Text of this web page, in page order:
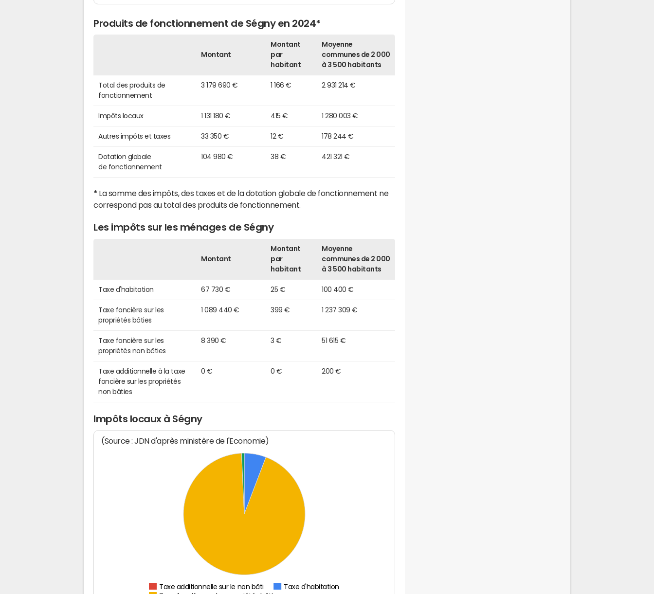
Produits de fonctionnement de Ségny en 2024*
Montant
Montant
par
habitant
Moyenne
communes de 2 000
à 3 500 habitants
Total des produits de
fonctionnement
3 179 690 € 1 166 € 2 931 214 €
Impôts locaux 1 131 180 € 415 € 1 280 003 €
Autres impôts et taxes 33 350 € 12 € 178 244 €
Dotation globale
de fonctionnement
104 980 € 38 € 421 321 €
* La somme des impôts, des taxes et de la dotation globale de fonctionnement ne
correspond pas au total des produits de fonctionnement.
Les impôts sur les ménages de Ségny
Montant
Montant
par
habitant
Moyenne
communes de 2 000
à 3 500 habitants
Taxe d'habitation 67 730 € 25 € 100 400 €
Taxe foncière sur les
propriétés bâties
1 089 440 € 399 € 1 237 309 €
Taxe foncière sur les
propriétés non bâties
8 390 € 3 € 51 615 €
Taxe additionnelle à la taxe
foncière sur les propriétés
non bâties
0 € 0 € 200 €
Impôts locaux à Ségny
(Source : JDN d'après ministère de l'Economie)
Taxe additionnelle sur le non bâti Taxe d'habitation